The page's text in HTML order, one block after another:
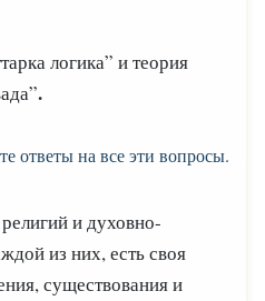
логика” и теория
.
ответы на все эти вопросы.
и духовно-
из них, есть своя
существования и